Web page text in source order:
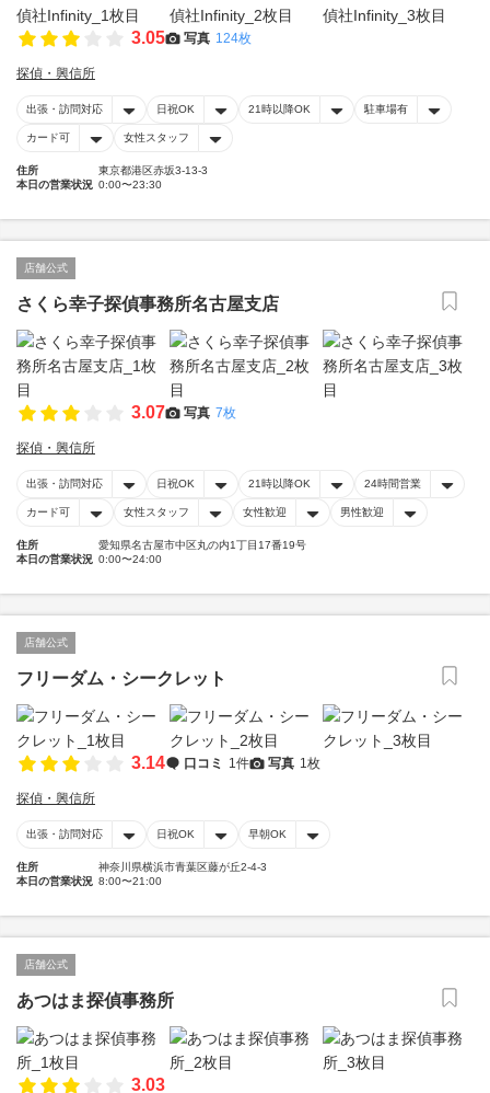
3.05 写真 124枚
探偵・興信所
出張・訪問対応 日祝OK 21時以降OK 駐車場有
カード可 女性スタッフ
住所
東京都港区赤坂3-13-3
本日の営業状況 0:00〜23:30
店舗公式
さくら幸子探偵事務所名古屋支店
3.07 写真 7枚
探偵・興信所
出張・訪問対応 日祝OK 21時以降OK 24時間営業
カード可 女性スタッフ 女性歓迎 男性歓迎
住所
愛知県名古屋市中区丸の内1丁目17番19号
本日の営業状況 0:00〜24:00
店舗公式
フリーダム・シークレット
3.14 口コミ 1件 写真 1枚
探偵・興信所
出張・訪問対応 日祝OK 早朝OK
住所
神奈川県横浜市青葉区藤が丘2-4-3
本日の営業状況 8:00〜21:00
店舗公式
あつはま探偵事務所
3.03